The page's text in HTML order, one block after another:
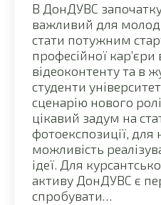
В ДонДУВС
важливий для
стати потужним
професійної кар’єри
відеоконтенту та в
студенти
сценарію нового
цікавий задум на
фотоекспозиції, для
можливість
ідеї. Для
активу ДонДУВС є
спробувати…